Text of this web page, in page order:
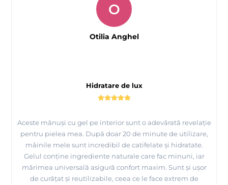
Hidratare de lux
Aceste mănuși cu gel pe interior sunt o adevărată revelație
pentru pielea mea. După doar 20 de minute de utilizare,
mâinile mele sunt incredibil de catifelate și hidratate.
Gelul conține ingrediente naturale care fac minuni, iar
mărimea universală asigură confort maxim. Sunt și ușor
de curățat și reutilizabile, ceea ce le face extrem de
O
Otilia Anghel